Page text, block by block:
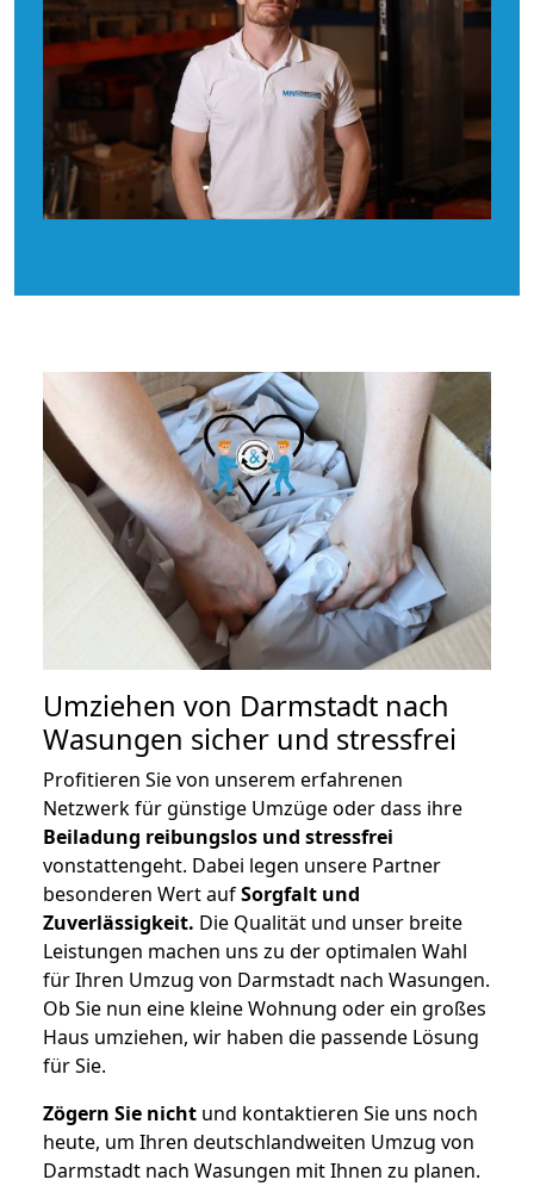
Umziehen von Darmstadt nach
Wasungen sicher und stressfrei
Profitieren Sie von unserem erfahrenen
Netzwerk für günstige Umzüge oder dass ihre
Beiladung reibungslos und stressfrei
vonstattengeht. Dabei legen unsere Partner
besonderen Wert aufSorgfalt und
Zuverlässigkeit. Die Qualität und unser breite
Leistungen machen uns zu der optimalen Wahl
für Ihren Umzug von Darmstadt nach Wasungen.
Ob Sie nun eine kleine Wohnung oder ein großes
Haus umziehen, wir haben die passende Lösung
für Sie.
Zögern Sie nicht und kontaktieren Sie uns noch
heute, um Ihren deutschlandweiten Umzug von
Darmstadt nach Wasungen mit Ihnen zu planen.